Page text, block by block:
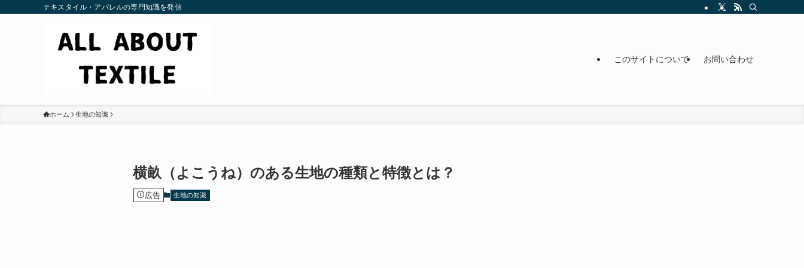
テキスタイル・アパレルの専門知識を発信
このサイトについて お問い合わせ
ホーム 生地の知識
横畝（よこうね）のある生地の種類と特徴とは？
広告 生地の知識